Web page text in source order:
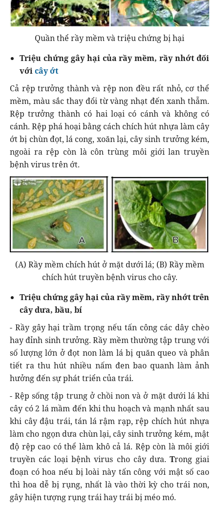
Quần thể rầy mềm và triệu chứng bị hại
Triệu chứng gây hại của rầy mềm, rầy nhớtđối
vớicây ớt
Cả rệp trưởng thành và rệp non đều rất nhỏ, cơ thể
mềm, màu sắc thay đổi từ vàng nhạt đến xanh thẫm.
Rệp trưởng thành có hai loại có cánh và không có
cánh. Rệp phá hoại bằng cách chích hút nhựa làm cây
ớt bị chùn đọt, lá cong, xoăn lại, cây sinh trưởng kém,
ngoài ra rệp còn là côn trùng môi giới lan truyền
bệnh virus trên ớt.
(A) Rầy mềm chích hút ở mặt dưới lá; (B) Rầy mềm
chích hút truyền bệnh virus cho cây.
Triệu chứng gây hại của rầy mềm, rầy nhớt trên
cây dưa, bầu, bí
- Rầy gây hại trầm trọng nếu tấn công các dây chèo
hay đỉnh sinh trưởng. Rầy mềm thường tập trung với
số lượng lớn ở đọt non làm lá bị quăn queo và phân
tiết ra thu hút nhiều nấm đen bao quanh làm ảnh
hưởng đến sự phát triển của trái.
- Rệp sống tập trung ở chồi non và ở mặt dưới lá khi
cây có 2 lá mầm đến khi thu hoạch và mạnh nhất sau
khi cây đậu trái, tán lá rậm rạp, rệp chích hút nhựa
làm cho ngọn dưa chùn lại, cây sinh trưởng kém, mật
độ rệp cao có thể làm khô cả lá. Rệp còn là môi giới
truyền các loại bệnh virus cho cây dưa. Trong giai
đoạn có hoa nếu bị loài này tấn công với mật số cao
thì hoa dễ bị rụng, nhất là vào thời kỳ cho trái non,
gây hiện tượng rụng trái hay trái bị méo mó.